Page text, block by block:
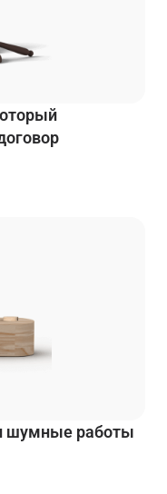
шумные работы